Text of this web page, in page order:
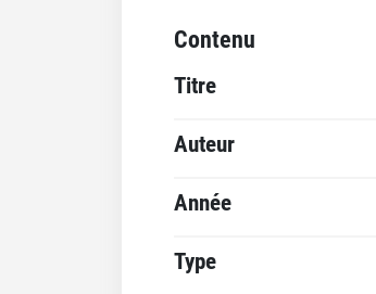
Contenu
Titre
Auteur
Année
Type